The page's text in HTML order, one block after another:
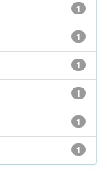
1
1
1
1
1
1